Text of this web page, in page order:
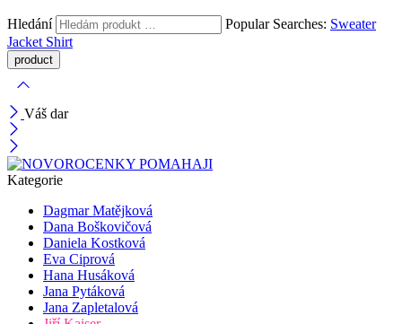
Hledání Popular Searches: Sweater
Jacket Shirt
Váš dar
Kategorie
Dagmar Matějková
Dana Boškovičová
Daniela Kostková
Eva Ciprová
Hana Husáková
Jana Pytáková
Jana Zapletalová